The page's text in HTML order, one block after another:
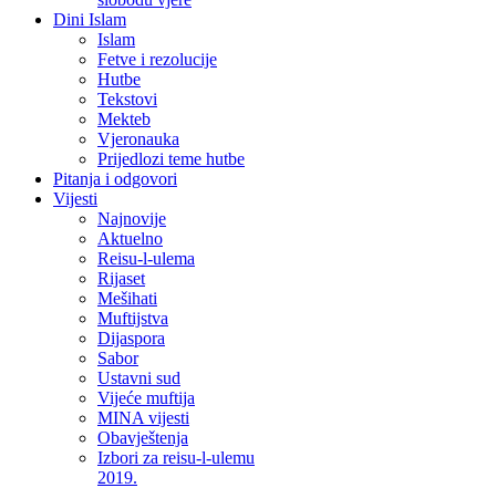
Dini Islam
Islam
Fetve i rezolucije
Hutbe
Tekstovi
Mekteb
Vjeronauka
Prijedlozi teme hutbe
Pitanja i odgovori
Vijesti
Najnovije
Aktuelno
Reisu-l-ulema
Rijaset
Mešihati
Muftijstva
Dijaspora
Sabor
Ustavni sud
Vijeće muftija
MINA vijesti
Obavještenja
Izbori za reisu-l-ulemu
2019.